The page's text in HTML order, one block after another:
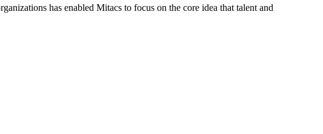
has enabled Mitacs to focus on the core idea that talent and